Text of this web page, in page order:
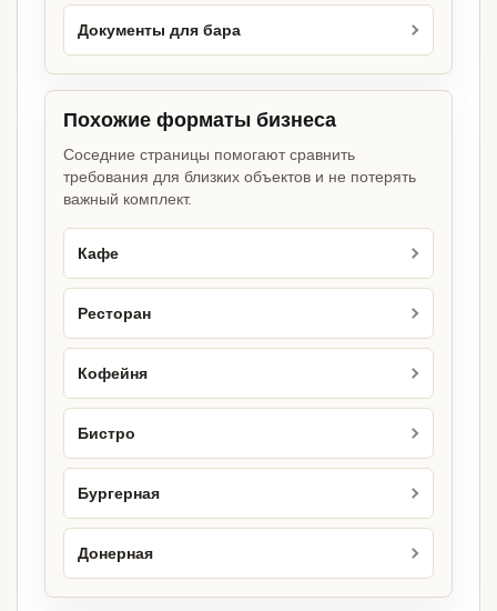
Документы для бара
Похожие форматы бизнеса
Соседние страницы помогают сравнить
требования для близких объектов и не потерять
важный комплект.
Кафе
Ресторан
Кофейня
Бистро
Бургерная
Донерная